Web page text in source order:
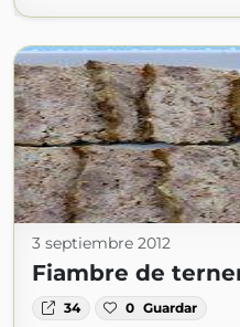
3 septiembre 2012
Fiambre de
34 0 Guardar